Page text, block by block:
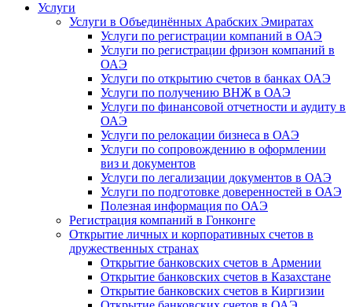
Услуги
Услуги в Объединённых Арабских Эмиратах
Услуги по регистрации компаний в ОАЭ
Услуги по регистрации фризон компаний в
ОАЭ
Услуги по открытию счетов в банках ОАЭ
Услуги по получению ВНЖ в ОАЭ
Услуги по финансовой отчетности и аудиту в
ОАЭ
Услуги по релокации бизнеса в ОАЭ
Услуги по сопровождению в оформлении
виз и документов
Услуги по легализации документов в ОАЭ
Услуги по подготовке доверенностей в ОАЭ
Полезная информация по ОАЭ
Регистрация компаний в Гонконге
Открытие личных и корпоративных счетов в
дружественных странах
Открытие банковских счетов в Армении
Открытие банковских счетов в Казахстане
Открытие банковских счетов в Киргизии